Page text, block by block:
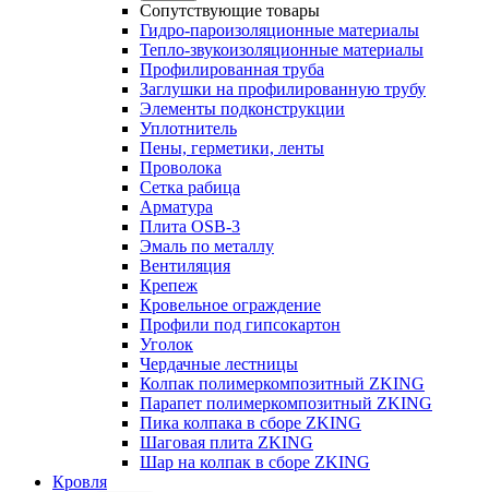
Сопутствующие товары
Гидро-пароизоляционные материалы
Тепло-звукоизоляционные материалы
Профилированная труба
Заглушки на профилированную трубу
Элементы подконструкции
Уплотнитель
Пены, герметики, ленты
Проволока
Сетка рабица
Арматура
Плита OSB-3
Эмаль по металлу
Вентиляция
Крепеж
Кровельное ограждение
Профили под гипсокартон
Уголок
Чердачные лестницы
Колпак полимеркомпозитный ZKING
Парапет полимеркомпозитный ZKING
Пика колпака в сборе ZKING
Шаговая плита ZKING
Шар на колпак в сборе ZKING
Кровля